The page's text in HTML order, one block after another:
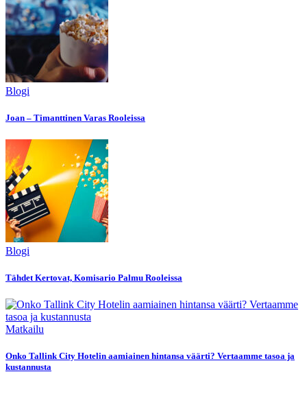
Blogi
Joan – Timanttinen Varas Rooleissa
Blogi
Tähdet Kertovat, Komisario Palmu Rooleissa
Matkailu
Onko Tallink City Hotelin aamiainen hintansa väärti? Vertaamme tasoa ja
kustannusta